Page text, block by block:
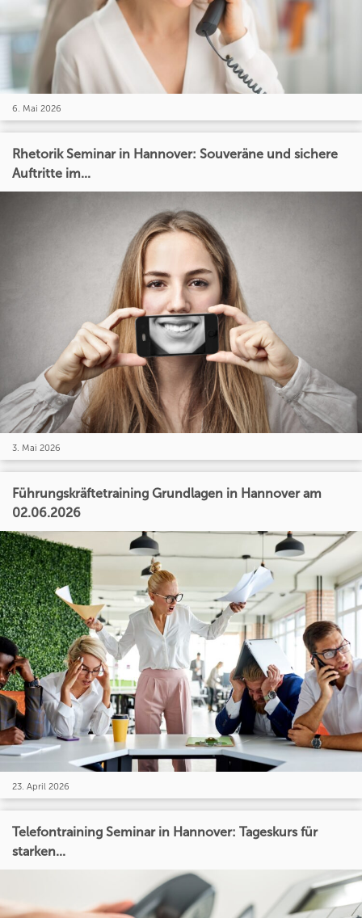
6. Mai 2026
Rhetorik Seminar in Hannover: Souveräne und sichere
Auftritte im...
3. Mai 2026
Führungskräftetraining Grundlagen in Hannover am
02.06.2026
23. April 2026
Telefontraining Seminar in Hannover: Tageskurs für
starken...